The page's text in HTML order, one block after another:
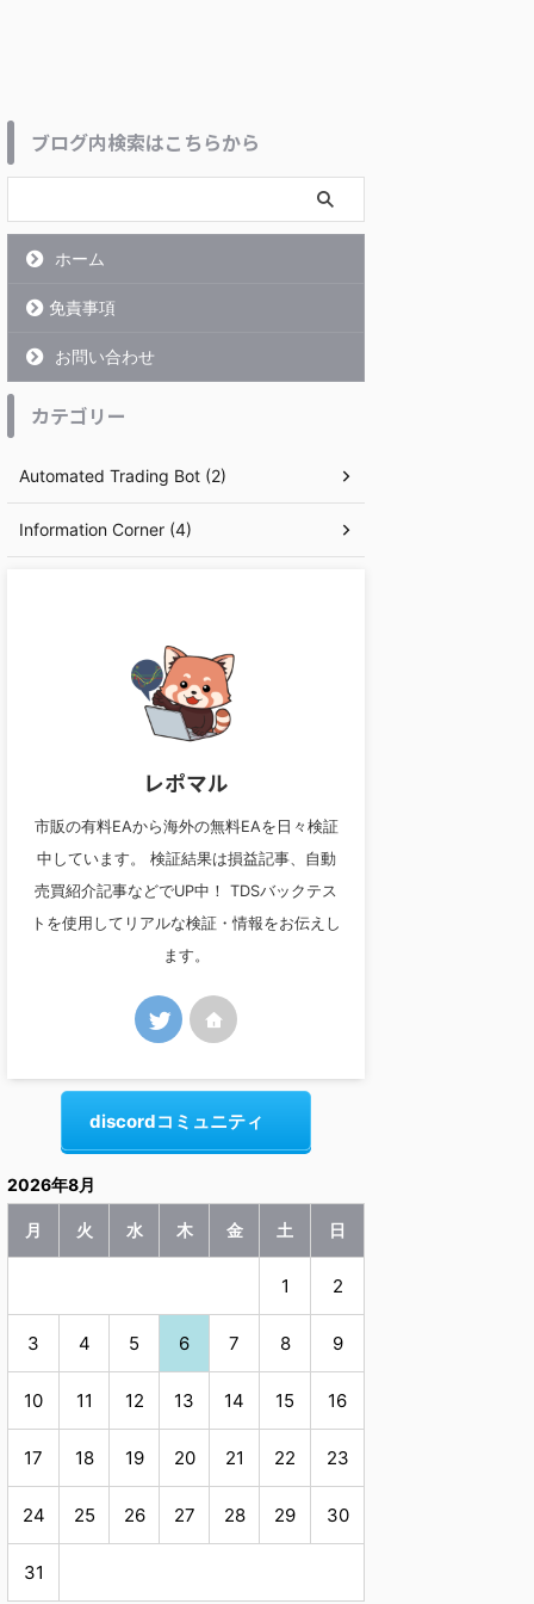
ブログ内検索はこちらから
ホーム
免責事項
お問い合わせ
カテゴリー
Automated Trading Bot (2)
Information Corner (4)
レポマル
市販の有料EAから海外の無料EAを日々検証
中しています。 検証結果は損益記事、自動
売買紹介記事などでUP中！ TDSバックテス
トを使用してリアルな検証・情報をお伝えし
ます。
discordコミュニティ
2026年8月
月 火 水 木 金 土 日
1 2
3 4 5 6 7 8 9
10 11 12 13 14 15 16
17 18 19 20 21 22 23
24 25 26 27 28 29 30
31